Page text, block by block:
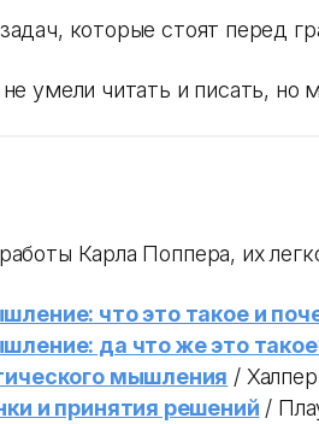
которые стоят перед
умели читать и писать,
Карла Поппера, их
что это такое и
да что же это
мышления /
и принятия решений /